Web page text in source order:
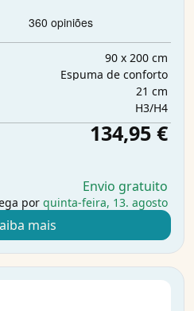
90 x 200 cm
Espuma de conforto
21 cm
H3/H4
134,95 €
Envio gratuito
por quinta-feira, 13. agosto
mais